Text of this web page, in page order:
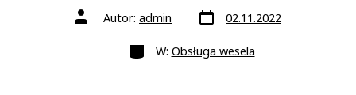
Autor
wpisuAutor: admin Data
wpisu02.11.2022
Kategorie
W: Obsługa wesela